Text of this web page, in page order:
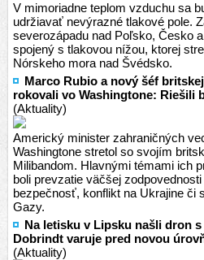
V mimoriadne teplom vzduchu sa
udržiavať nevýrazné tlakové pole.
severozápadu nad Poľsko, Česko
spojený s tlakovou nížou, ktorej
Nórskeho mora nad Švédsko.
Marco Rubio a nový šéf
rokovali vo Washingtone: Riešili
(Aktuality)
Americký minister zahraničných
Washingtone stretol so svojím
Milibandom. Hlavnými témami ich
boli prevzatie väčšej
bezpečnosť, konflikt na Ukrajine či
Gazy.
Na letisku v Lipsku našli dron
Dobrindt varuje pred novou
(Aktuality)